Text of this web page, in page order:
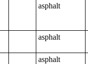
asphalt
asphalt
asphalt